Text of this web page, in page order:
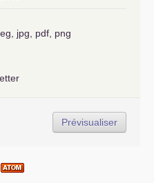
jpg, pdf, png